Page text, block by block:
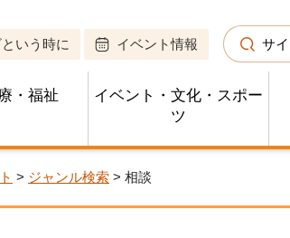
いう時に イベント情報 サ
・福祉
イベント・文化・スポー
ツ
> ジャンル検索 > 相談